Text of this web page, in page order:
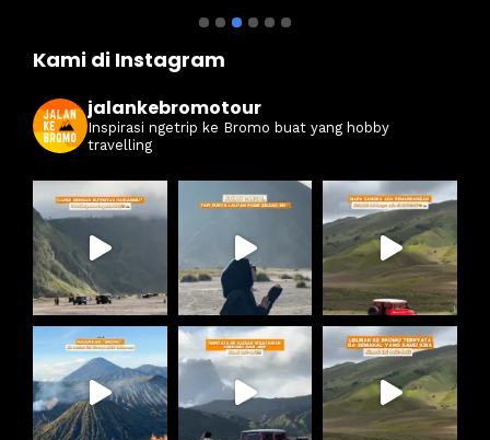
Kami di Instagram
jalankebromotour
Inspirasi ngetrip ke Bromo buat yang hobby
travelling